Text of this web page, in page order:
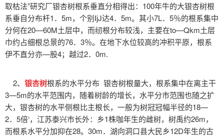
取枯法”研究厂银杏树根系垂直分相得出：100年牛的大银杏树根
系垂自分布杆1．5m，个别IjJ达4．5m。其小7L．5％的根系集中
分何在20—60M土层中，而纫根分布较浅，主要在to—Qkm土层
巾约占细根总景的76．3％。在地下水位较高的冲积平原，根系
伊不直分亦—股4；越过2．0m.
2、 银杏树根系的水平分布 银杏树根量大，根系集中在离主干
3—5m的水平范围内，随着树龄的增长，水平分市范围也随之扩
大，银杏树的水平侧根比主根长，一般为树冠冠幅半径的18—
2．5倍‘，江苏泰兴市长外：乡1株咖年生的雌树，树禹约26m，
而根系水平分加抑在28。30m．湖向洞口县大民乡12D年生的古